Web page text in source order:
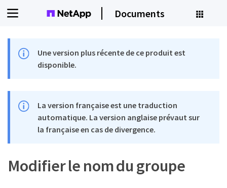
Documents
Une version plus récente de ce produit est
disponible.
La version française est une traduction
automatique. La version anglaise prévaut sur
la française en cas de divergence.
Modifier le nom du groupe